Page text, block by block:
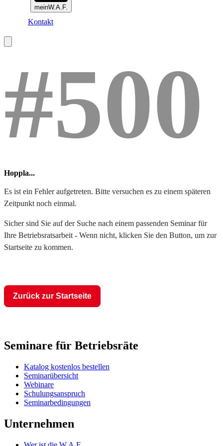
meinW.A.F.
Kontakt
#500
Hoppla...
Es ist ein Fehler aufgetreten. Bitte versuchen es zu einem späteren
Zeitpunkt noch einmal.
Sicher sind Sie auf der Suche nach einem passenden Seminar für
Ihre Betriebsratsarbeit - Wenn nicht, klicken Sie den Button, um zur
Startseite zu kommen.
Zurück zur Startseite
Seminare für Betriebsräte
Katalog kostenlos bestellen
Seminarübersicht
Webinare
Schulungsanspruch
Seminarbedingungen
Unternehmen